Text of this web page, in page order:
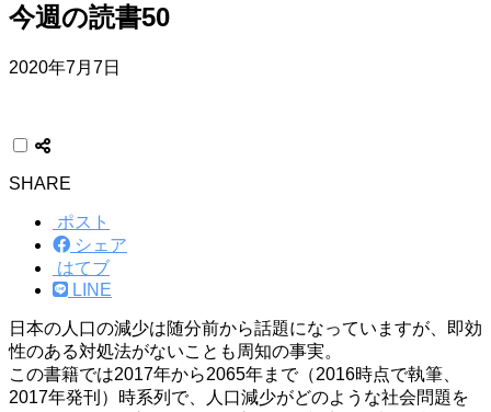
今週の読書50
2020年7月7日
SHARE
ポスト
シェア
はてブ
LINE
日本の人口の減少は随分前から話題になっていますが、即効
性のある対処法がないことも周知の事実。
この書籍では2017年から2065年まで（2016時点で執筆、
2017年発刊）時系列で、人口減少がどのような社会問題を